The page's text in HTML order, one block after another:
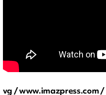
vg / www.imazpress.com /